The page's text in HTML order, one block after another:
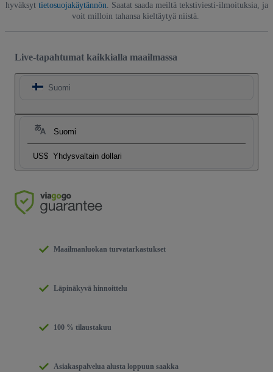
hyväksyt tietosuojakäytännön. Saatat saada meiltä tekstiviesti-ilmoituksia, ja
voit milloin tahansa kieltäytyä niistä.
Live-tapahtumat kaikkialla maailmassa
Suomi
Suomi
US$ Yhdysvaltain dollari
Maailmanluokan turvatarkastukset
Läpinäkyvä hinnoittelu
100 % tilaustakuu
Asiakaspalvelua alusta loppuun saakka